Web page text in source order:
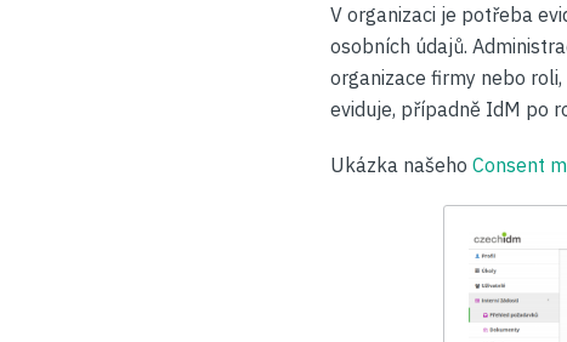
V organizaci je potřeba
osobních údajů.
organizace firmy nebo
eviduje, případně IdM po
Ukázka našeho Consent